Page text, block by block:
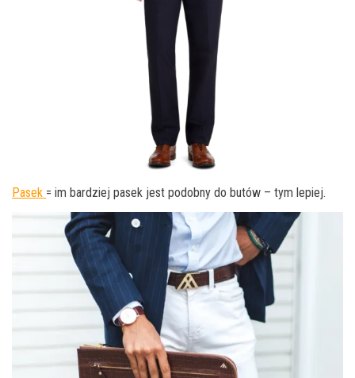
Pasek = im bardziej pasek jest podobny do butów – tym lepiej.